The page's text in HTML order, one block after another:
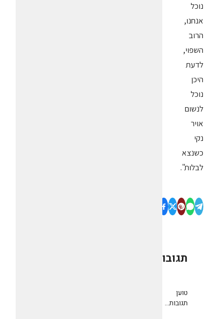
נוכל
אנחנו,
הרוב
השפוי,
לדעת
היכן
נוכל
לנשום
אויר
נקי
כשנצא
לבלות".
תגובות
טוען
תגובות...